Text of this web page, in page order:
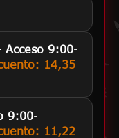
Acceso 9:00-
14,35
9:00-
11,22